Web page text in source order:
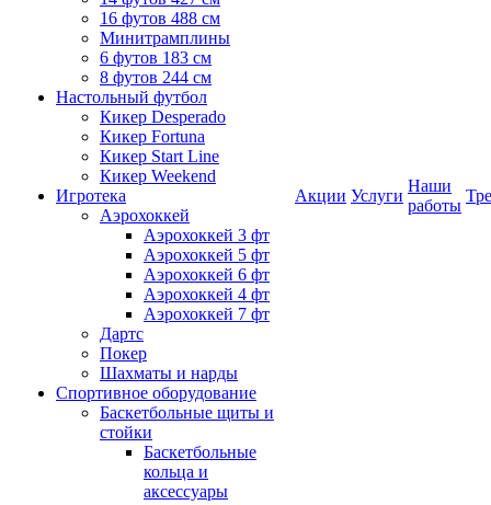
16 футов 488 см
Минитрамплины
6 футов 183 см
8 футов 244 см
Настольный футбол
Кикер Desperado
Кикер Fortuna
Кикер Start Line
Кикер Weekend
Игротека
Аэрохоккей
Аэрохоккей 3 фт
Аэрохоккей 5 фт
Аэрохоккей 6 фт
Аэрохоккей 4 фт
Аэрохоккей 7 фт
Дартс
Покер
Шахматы и нарды
Спортивное оборудование
Баскетбольные щиты и
стойки
Баскетбольные
кольца и
аксессуары
Акции Услуги
Наши
работы